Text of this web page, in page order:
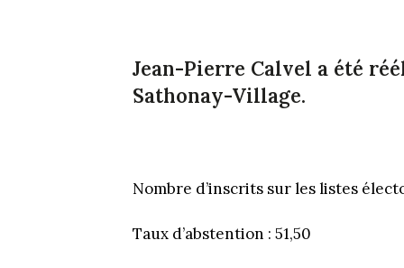
Jean-Pierre Calvel a été
Sathonay-Village.
Nombre d’inscrits sur les listes
Taux d’abstention : 51,50